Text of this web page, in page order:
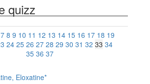
quizz
7 8 9 10 11 12 13 14 15 16 17 18 19
24 25 26 27 28 29 30 31 32 33 34
35 36 37
Eloxatine*